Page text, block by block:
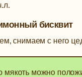
бисквит
снимаем с него
можно